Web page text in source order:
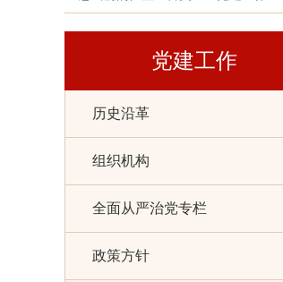
党建工作
历史沿革
组织机构
全面从严治党专栏
政策方针